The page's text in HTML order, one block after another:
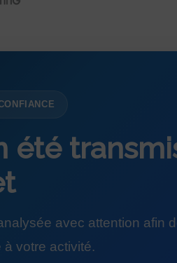
été
avec attention afin
à votre activité.